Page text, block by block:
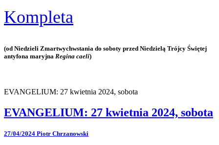
Kompleta
(od Niedzieli Zmartwychwstania do soboty przed Niedzielą Trójcy Świętej
antyfona maryjna Regina caeli)
EVANGELIUM: 27 kwietnia 2024, sobota
EVANGELIUM: 27 kwietnia 2024, sobota
27/04/2024 Piotr Chrzanowski